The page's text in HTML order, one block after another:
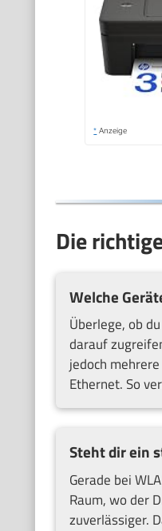
* Anzeige
Die
Welche
Überlege, ob
darauf
jedoch
Ethernet. So
Steht dir ein
Gerade bei
Raum, wo der
zuverlässiger.